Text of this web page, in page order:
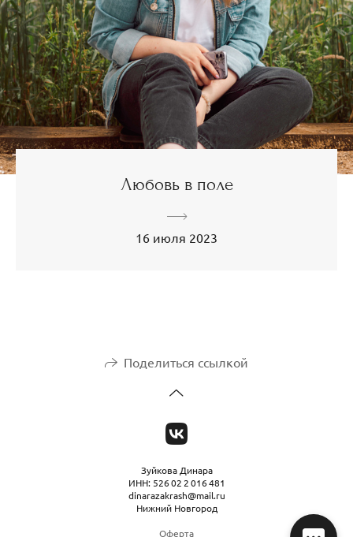
Любовь в поле
16 июля 2023
Поделиться ссылкой
Зуйкова Динара
ИНН: 526 02 2 016 481
dinarazakrash@mail.ru
Нижний Новгород
Оферта